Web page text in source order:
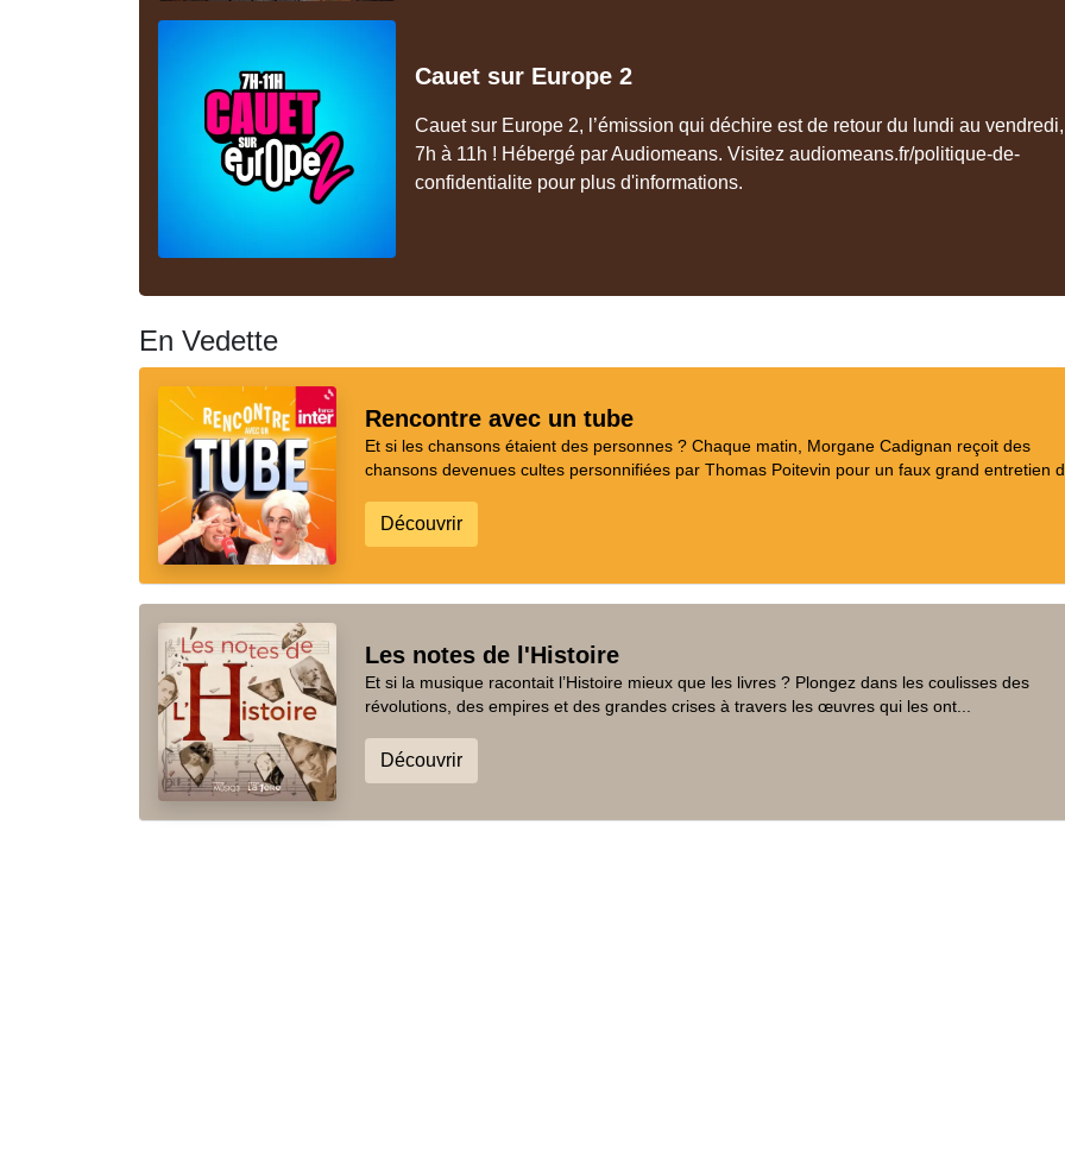
Cauet sur Europe 2
Cauet sur Europe 2, l’émission qui déchire est de retour du lundi au
7h à 11h ! Hébergé par Audiomeans. Visitez audiomeans.fr/politique-de-
confidentialite pour plus d'informations.
En Vedette
Rencontre avec un tube
Et si les chansons étaient des personnes ? Chaque matin, Morgane Cadignan reçoit des
chansons devenues cultes personnifiées par Thomas Poitevin pour un faux grand entretien
Découvrir
Les notes de l'Histoire
Et si la musique racontait l’Histoire mieux que les livres ? Plongez dans les coulisses des
révolutions, des empires et des grandes crises à travers les œuvres qui les ont...
Découvrir